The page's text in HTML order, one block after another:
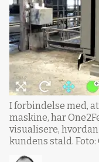
I forbindelse med,
maskine, har
visualisere,
kundens stald. Foto: